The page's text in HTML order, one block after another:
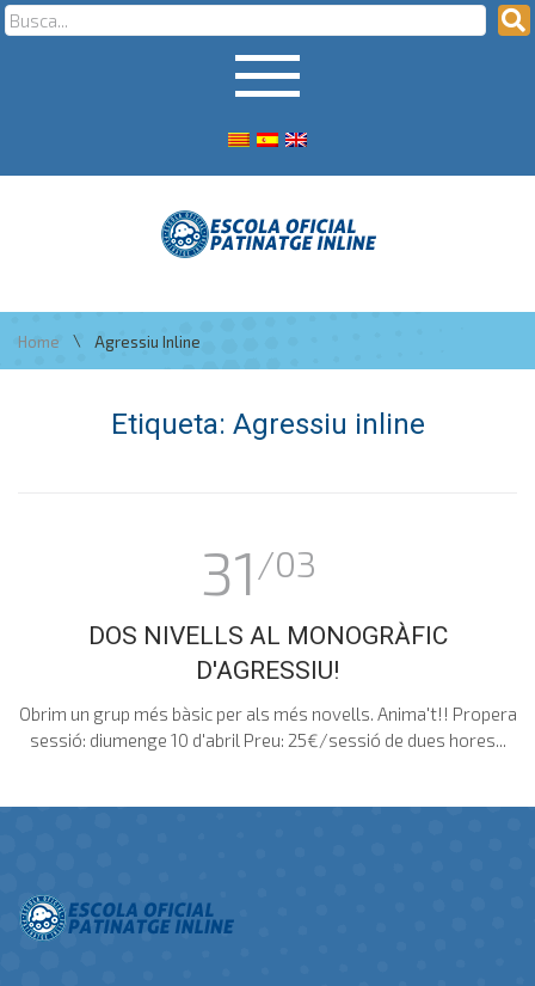
Home \ Agressiu Inline
Etiqueta: Agressiu inline
31 /03
DOS NIVELLS AL MONOGRÀFIC
D'AGRESSIU!
Obrim un grup més bàsic per als més novells. Anima't!! Propera
sessió: diumenge 10 d'abril Preu: 25€/sessió de dues hores...